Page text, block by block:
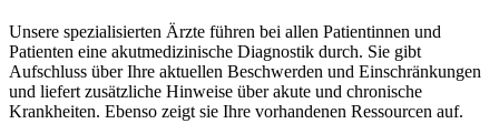
Unsere spezialisierten Ärzte führen bei allen Patientinnen und
Patienten eine akutmedizinische Diagnostik durch. Sie gibt
Aufschluss über Ihre aktuellen Beschwerden und Einschränkungen
und liefert zusätzliche Hinweise über akute und chronische
Krankheiten. Ebenso zeigt sie Ihre vorhandenen Ressourcen auf.